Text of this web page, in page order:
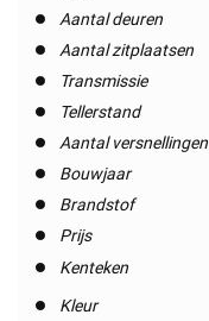
Aantal deuren
Aantal zitplaatsen
Transmissie
Tellerstand
Aantal versnellingen
Bouwjaar
Brandstof
Prijs
Kenteken
Kleur